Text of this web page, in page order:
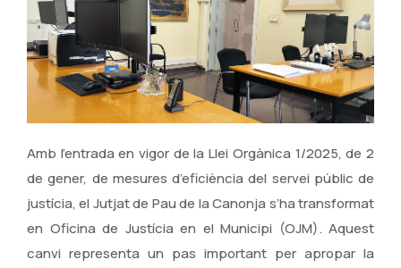
Amb l’entrada en vigor de la Llei Orgànica 1/2025, de 2
de gener, de mesures d’eficiència del servei públic de
justícia, el Jutjat de Pau de la Canonja s’ha transformat
en Oficina de Justícia en el Municipi (OJM). Aquest
canvi representa un pas important per apropar la